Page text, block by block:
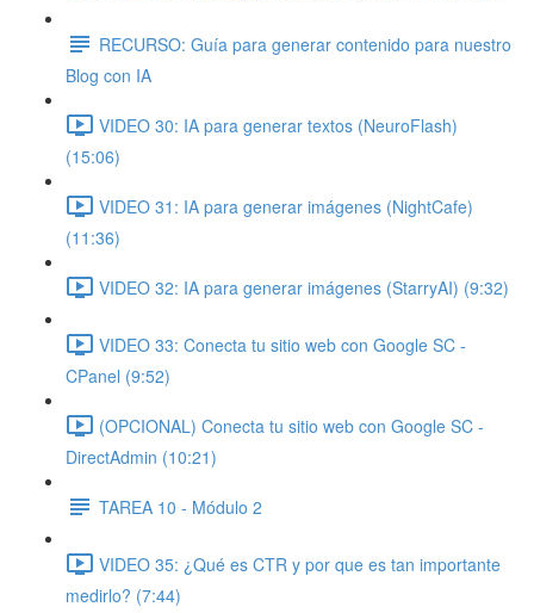
RECURSO: Guía para generar contenido para nuestro
Blog con IA
VIDEO 30: IA para generar textos (NeuroFlash)
(15:06)
VIDEO 31: IA para generar imágenes (NightCafe)
(11:36)
VIDEO 32: IA para generar imágenes (StarryAI) (9:32)
VIDEO 33: Conecta tu sitio web con Google SC -
CPanel (9:52)
(OPCIONAL) Conecta tu sitio web con Google SC -
DirectAdmin (10:21)
TAREA 10 - Módulo 2
VIDEO 35: ¿Qué es CTR y por que es tan importante
medirlo? (7:44)